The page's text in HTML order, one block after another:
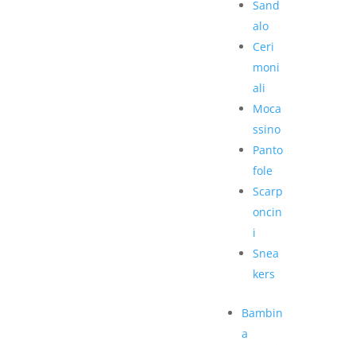
Sand
alo
Ceri
moni
ali
Moca
ssino
Panto
fole
Scarp
oncin
i
Snea
kers
Bambin
a